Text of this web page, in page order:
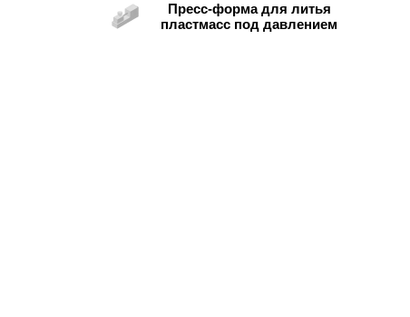
Пресс-форма для литья
пластмасс под давлением